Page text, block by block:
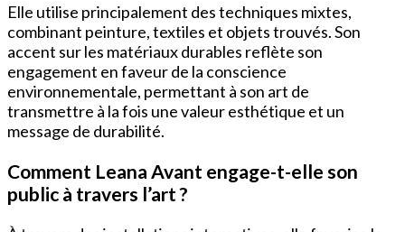
Elle utilise principalement des techniques mixtes,
combinant peinture, textiles et objets trouvés. Son
accent sur les matériaux durables reflète son
engagement en faveur de la conscience
environnementale, permettant à son art de
transmettre à la fois une valeur esthétique et un
message de durabilité.
Comment Leana Avant engage-t-elle son
public à travers l’art ?